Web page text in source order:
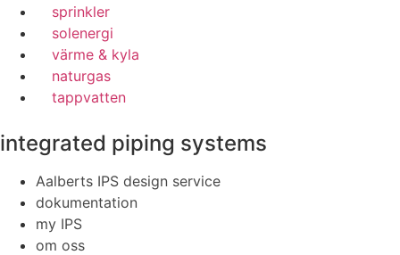
sprinkler
solenergi
värme & kyla
naturgas
tappvatten
integrated piping systems
Aalberts IPS design service
dokumentation
my IPS
om oss